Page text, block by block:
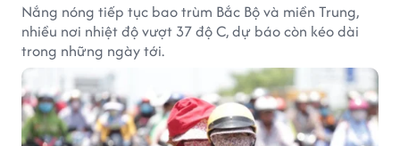
Nắng nóng tiếp tục bao trùm Bắc Bộ và miền Trung,
nhiều nơi nhiệt độ vượt 37 độ C, dự báo còn kéo dài
trong những ngày tới.